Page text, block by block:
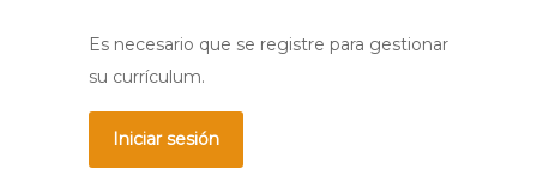
Es necesario que se registre para gestionar
su currículum.
Iniciar sesión